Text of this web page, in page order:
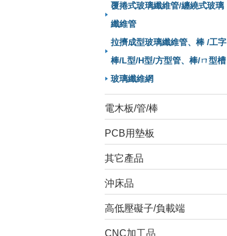
覆捲式玻璃纖維管/纏繞式玻璃
纖維管
拉擠成型玻璃纖維管、棒 /工字
棒/L型/H型/方型管、棒/ㄇ型槽
玻璃纖維網
電木板/管/棒
PCB用墊板
其它產品
沖床品
高低壓礙子/負載端
CNC加工品